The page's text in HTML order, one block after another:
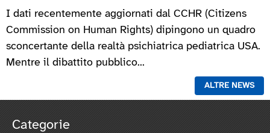
I dati recentemente aggiornati dal CCHR (Citizens
Commission on Human Rights) dipingono un quadro
sconcertante della realtà psichiatrica pediatrica USA.
Mentre il dibattito pubblico...
ALTRE NEWS
Categorie